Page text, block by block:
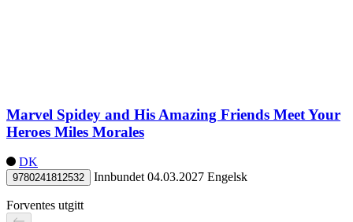
Marvel Spidey and His Amazing Friends Meet Your
Heroes Miles Morales
DK
9780241812532 Innbundet 04.03.2027 Engelsk
Forventes utgitt